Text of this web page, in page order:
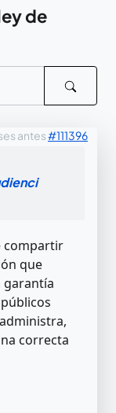
de
antes#111396
compartir
que
garantía
correcta